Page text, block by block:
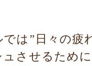
は”日々の疲
させるため